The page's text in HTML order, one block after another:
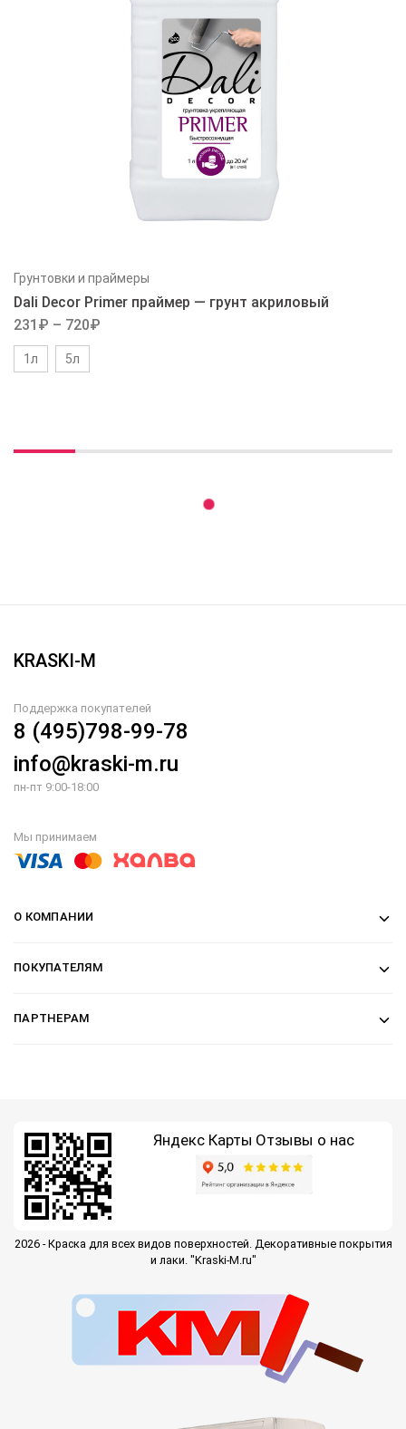
Грунтовки и праймеры
Dali Decor Primer праймер — грунт акриловый
231 ₽ – 720₽
1л 5л
Вы недавно смотрели
KRASKI-M
Поддержка покупателей
8 (495)798-99-78
info@kraski-m.ru
пн-пт 9:00-18:00
Мы принимаем
О КОМПАНИИ
ПОКУПАТЕЛЯМ
ПАРТНЕРАМ
Яндекс Карты Отзывы о нас
2026 - Краска для всех видов поверхностей. Декоративные покрытия
и лаки. "Kraski-M.ru"